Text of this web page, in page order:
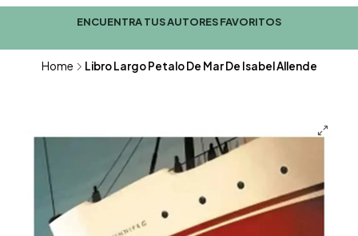
ENCUENTRA TUS AUTORES FAVORITOS
Home Libro Largo Petalo De Mar De Isabel Allende